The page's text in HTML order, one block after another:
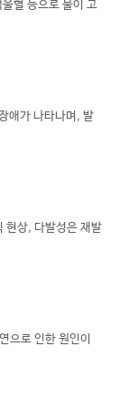
혈 등으로 물이 고
애가 나타나며, 발
현상, 다발성은 재발
으로 인한 원인이